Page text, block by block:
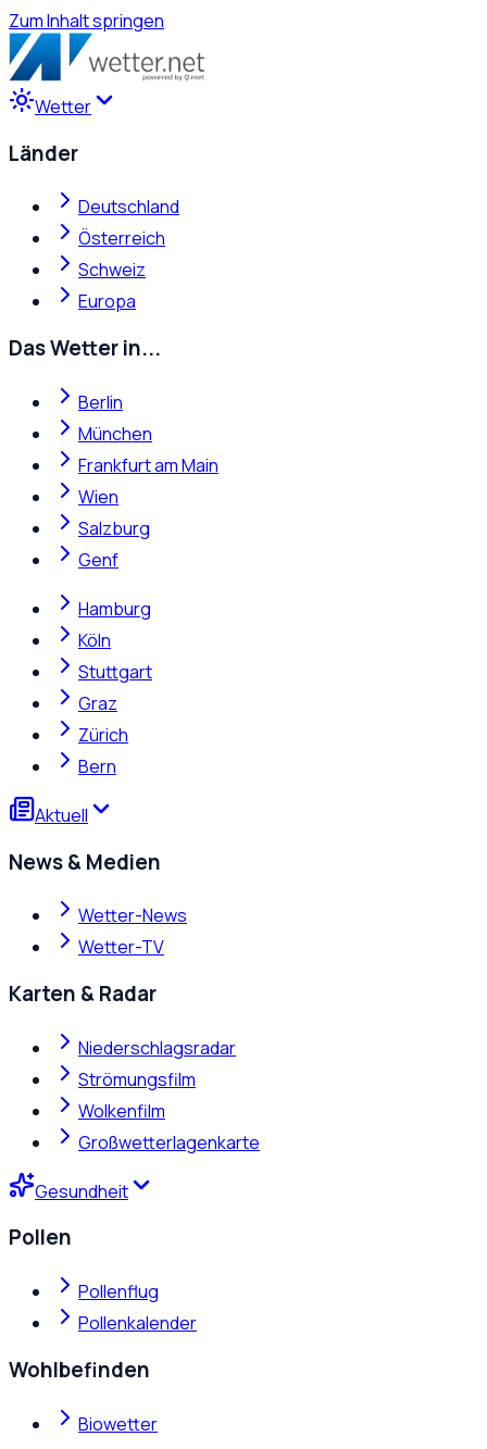
Zum Inhalt springen
Wetter
Länder
Deutschland
Österreich
Schweiz
Europa
Das Wetter in...
Berlin
München
Frankfurt am Main
Wien
Salzburg
Genf
Hamburg
Köln
Stuttgart
Graz
Zürich
Bern
Aktuell
News & Medien
Wetter-News
Wetter-TV
Karten & Radar
Niederschlagsradar
Strömungsfilm
Wolkenfilm
Großwetterlagenkarte
Gesundheit
Pollen
Pollenflug
Pollenkalender
Wohlbefinden
Biowetter